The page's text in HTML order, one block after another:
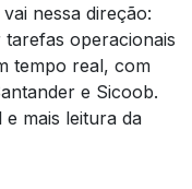
nessa direção:
operacionais
tempo real, com
e Sicoob.
mais leitura da